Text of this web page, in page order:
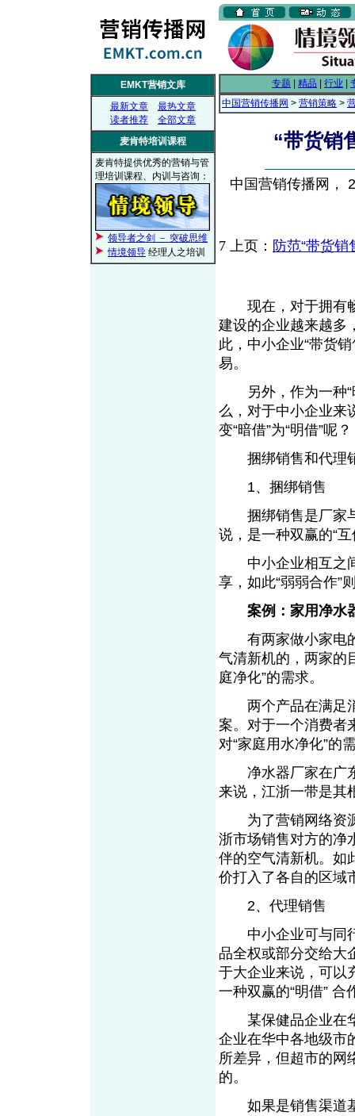
EMKT营销文库
最新文章
最热文章
读者推荐
全部文章
麦肯特培训课程
麦肯特提供优秀的营销与管
理培训课程、内训与咨询：
领导者之剑 － 突破思维
情境领导 经理人之培训
专题 精品 行业
中国营销传播网 > 营销策略 >
“带货销
中国营销传播网，
7 上页： 防范“带货销
现在，对于拥有畅
建设的企业越来越多
此，中小企业“带货
易。
另外，作为一种“暗
么，对于中小企业来
变“暗借”为“明借”呢？
捆绑销售和代理销
1、捆绑销售
捆绑销售是厂家与
说，是一种双赢的“互
中小企业相互之间
享，如此“弱弱合作”
案例：家用净水
有两家做小家电的
气清新机的，两家的
庭净化”的需求。
两个产品在满足消
案。对于一个消费者
对“家庭用水净化”的
净水器厂家在广东
来说，江浙一带是其
为了营销网络资源
浙市场销售对方的净
伴的空气清新机。如
价打入了各自的区域
2、代理销售
中小企业可与同行
品全权或部分交给大
于大企业来说，可以
一种双赢的“明借” 合
某保健品企业在华
企业在华中各地级市
所差异，但超市的网
的。
如果是销售渠道基